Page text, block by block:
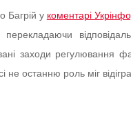
Багрій у коментарі
заходи регулювання
не останню роль міг